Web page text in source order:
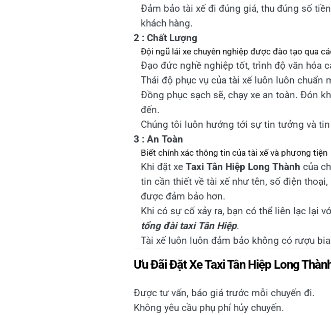
Đảm bảo tài xế đi đúng giá, thu đúng số
khách hàng.
2 : Chất Lượng
Đội ngũ lái xe chuyên nghiệp được đào tạo qua
Đạo đức nghề nghiệp tốt, trình độ văn hóa
Thái độ phục vụ của tài xế luôn luôn chuẩn
Đồng phục sạch sẽ, chạy xe an toàn. Đón
đến.
Chúng tôi luôn hướng tới sự tin tưởng và tin
3 : An Toàn
Biết chính xác thông tin của tài xế và phương tiện
Khi đặt xe Taxi Tân Hiệp Long Thành của
tin cần thiết về tài xế như tên, số điện
được đảm bảo hơn.
Khi có sự cố xảy ra, bạn có thể liên lạc lại
tổng đài taxi Tân Hiệp.
Tài xế luôn luôn đảm bảo không có rượu
Ưu Đãi Đặt Xe Taxi Tân Hiệp Long
Được tư vấn, báo giá trước mỗi chuyến đi.
Không yêu cầu phụ phí hủy chuyến.